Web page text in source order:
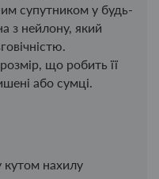
супутником у будь-
​​з нейлону, який
що робить її
або сумці.
кутом нахилу